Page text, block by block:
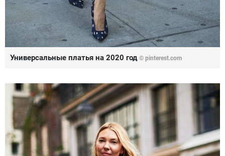
Универсальные платья на 2020 год © pinterest.com